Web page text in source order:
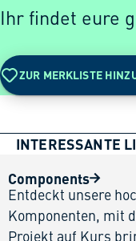
Ihr findet eure
ZUR MERKLISTE
INTERESSANTE
Components
Entdeckt unsere
Komponenten, mit
Projekt auf Kurs